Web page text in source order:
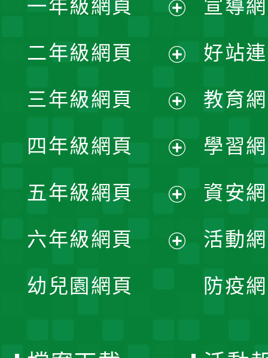
一年級網頁
開
選
單
二年級網頁
開
選
單
三年級網頁
開
選
單
四年級網頁
開
選
五年級網頁
開
六年級網頁
幼兒園網頁
宣導
好站
教育
學習
資安
活動
防疫